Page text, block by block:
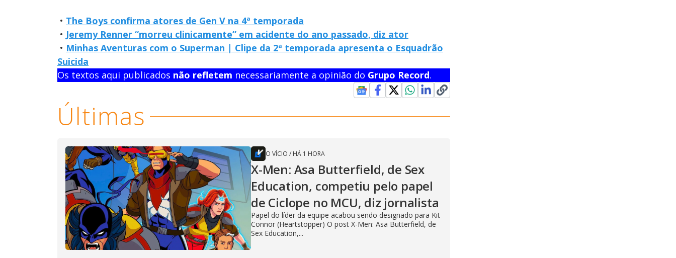
• The Boys confirma atores de Gen V na 4ª temporada
• Jeremy Renner “morreu clinicamente” em acidente do ano passado, diz ator
• Minhas Aventuras com o Superman | Clipe da 2ª temporada apresenta o Esquadrão
Suicida
Os textos aqui publicados não refletem necessariamente a opinião do Grupo Record.
Últimas
O VÍCIO / HÁ 1 HORA
X-Men: Asa Butterfield, de Sex
Education, competiu pelo papel
de Ciclope no MCU, diz jornalista
Papel do líder da equipe acabou sendo designado para Kit
Connor (Heartstopper) O post X-Men: Asa Butterfield, de
Sex Education,...